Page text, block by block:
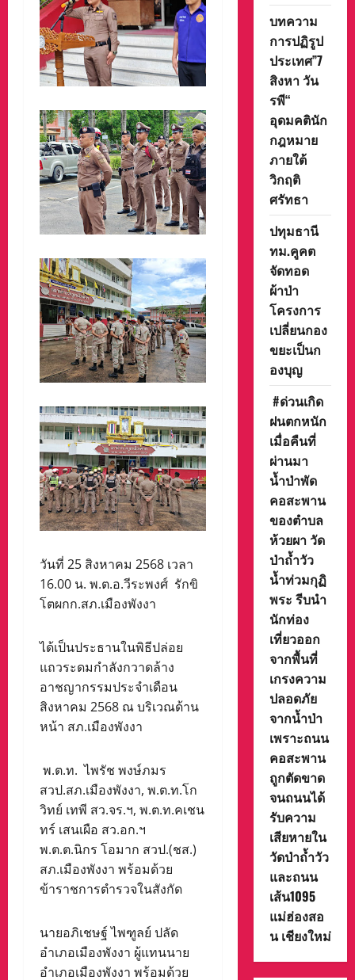
วันที่ 25 สิงหาคม 2568 เวลา
16.00 น. พ.ต.อ.วีระพงศ์ รักขิ
โตผกก.สภ.เมืองพังงา
ได้เป็นประธานในพิธีปล่อย
แถวระดมกำลังกวาดล้าง
อาชญากรรมประจำเดือน
สิงหาคม 2568 ณ บริเวณด้าน
หน้า สภ.เมืองพังงา
พ.ต.ท. ไพรัช พงษ์ภมร
สวป.สภ.เมืองพังงา, พ.ต.ท.โก
วิทย์ เทพี สว.จร.ฯ, พ.ต.ท.คเชน
ทร์ เสนเผือ สว.อก.ฯ
พ.ต.ต.นิกร โอมาก สวป.(ชส.)
สภ.เมืองพังงา พร้อมด้วย
ข้าราชการตำรวจในสังกัด
นายอภิเชษฐ์ ไพฑูลย์ ปลัด
อำเภอเมืองพังงา ผู้แทนนาย
อำเภอเมืองพังงา พร้อมด้วย
บทความ
การปฏิรูป
ประเทศ”7
สิงหา วัน
รพี“
อุดมคตินัก
กฎหมาย
ภายใต้
วิกฤติ
ศรัทธา
ปทุมธานี
ทม.คูคต
จัดทอด
ผ้าป่า
โครงการ
เปลี่ยนกอง
ขยะเป็นก
องบุญ
#ด่วนเกิด
ฝนตกหนัก
เมื่อคืนที่
ผ่านมา
น้ำป่าพัด
คอสะพาน
ของตำบล
ห้วยผา วัด
ป่าถ้ำวัว
น้ำท่วมกุฏิ
พระ รีบนำ
นักท่อง
เที่ยวออก
จากพื้นที่
เกรงความ
ปลอดภัย
จากน้ำป่า
เพราะถนน
คอสะพาน
ถูกตัดขาด
จนถนนได้
รับความ
เสียหายใน
วัดป่าถ้ำวัว
และถนน
เส้น1095
แม่ฮ่องสอ
น เชียงใหม่